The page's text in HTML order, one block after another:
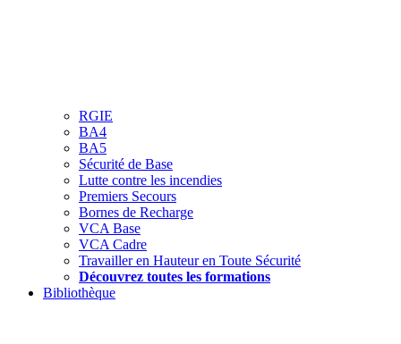
RGIE
BA4
BA5
Sécurité de Base
Lutte contre les incendies
Premiers Secours
Bornes de Recharge
VCA Base
VCA Cadre
Travailler en Hauteur en Toute Sécurité
Découvrez toutes les formations
Bibliothèque